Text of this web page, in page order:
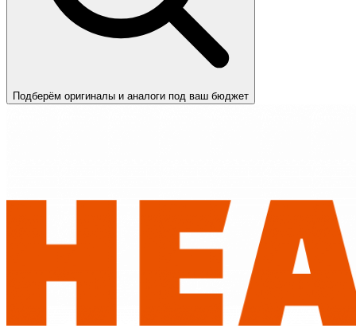
Подберём оригиналы и аналоги под ваш бюджет